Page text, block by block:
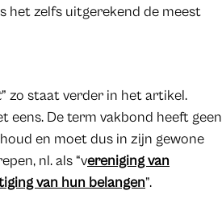
het zelfs uitgerekend de meest
” zo staat verder in het artikel.
eens. De term vakbond heeft geen
en moet dus in zijn gewone
nl. als “vereniging van
van hun belangen”.